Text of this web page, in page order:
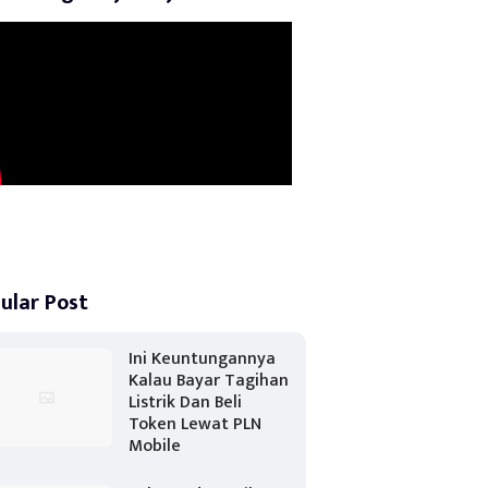
Post
Ini Keuntungannya
Kalau Bayar Tagihan
Listrik Dan Beli
Token Lewat PLN
Mobile